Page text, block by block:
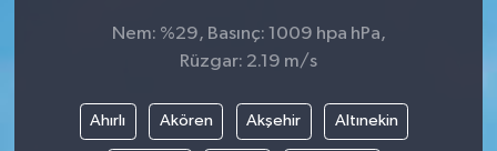
Nem: %29, Basınç: 1009 hpa hPa,
Rüzgar: 2.19 m/s
Ahırlı Akören Akşehir Altınekin